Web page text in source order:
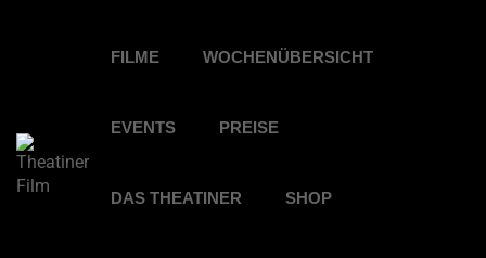
FILME WOCHENÜBERSICHT
EVENTS PREISE
DAS THEATINER SHOP